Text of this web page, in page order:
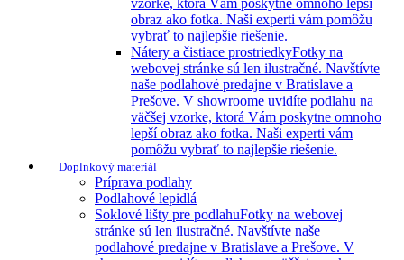
vzorke, ktorá Vám poskytne omnoho lepší
obraz ako fotka. Naši experti vám pomôžu
vybrať to najlepšie riešenie.
Nátery a čistiace prostriedkyFotky na
webovej stránke sú len ilustračné. Navštívte
naše podlahové predajne v Bratislave a
Prešove. V showroome uvidíte podlahu na
väčšej vzorke, ktorá Vám poskytne omnoho
lepší obraz ako fotka. Naši experti vám
pomôžu vybrať to najlepšie riešenie.
Doplnkový materiál
Príprava podlahy
Podlahové lepidlá
Soklové lišty pre podlahuFotky na webovej
stránke sú len ilustračné. Navštívte naše
podlahové predajne v Bratislave a Prešove. V